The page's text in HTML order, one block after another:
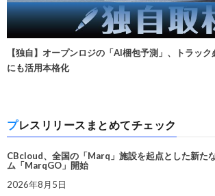
【独自】オープンロジの「AI梱包予測」、トラッ
にも活用本格化
プレスリリースまとめてチェック
CBcloud、全国の「Marq」施設を起点とした新た
ム「MarqGO」開始
2026年8月5日